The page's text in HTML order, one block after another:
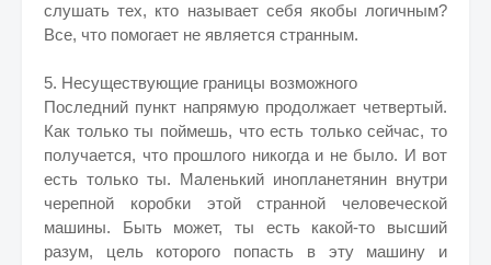
слушать тех, кто называет себя якобы логичным?
Все, что помогает не является странным.
5. Несуществующие границы возможного
Последний пункт напрямую продолжает четвертый.
Как только ты поймешь, что есть только сейчас, то
получается, что прошлого никогда и не было. И вот
есть только ты. Маленький инопланетянин внутри
черепной коробки этой странной человеческой
машины. Быть может, ты есть какой-то высший
разум, цель которого попасть в эту машину и